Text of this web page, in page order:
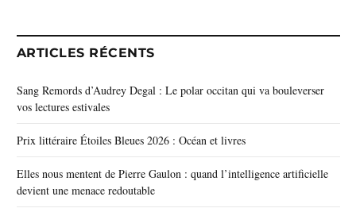
ARTICLES RÉCENTS
Sang Remords d’Audrey Degal : Le polar occitan qui va bouleverser
vos lectures estivales
Prix littéraire Étoiles Bleues 2026 : Océan et livres
Elles nous mentent de Pierre Gaulon : quand l’intelligence artificielle
devient une menace redoutable